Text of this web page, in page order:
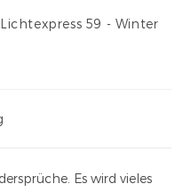
Lichtexpress 59 - Winter
Es wird vieles